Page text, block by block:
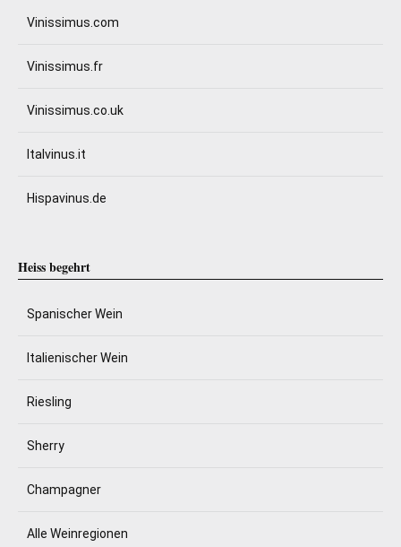
Vinissimus.com
Vinissimus.fr
Vinissimus.co.uk
Italvinus.it
Hispavinus.de
Heiss begehrt
Spanischer Wein
Italienischer Wein
Riesling
Sherry
Champagner
Alle Weinregionen